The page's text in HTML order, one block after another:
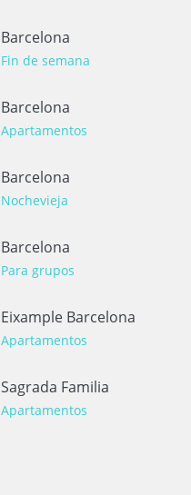
Barcelona
Fin de semana
Barcelona
Apartamentos
Barcelona
Nochevieja
Barcelona
Para grupos
Eixample Barcelona
Apartamentos
Sagrada Familia
Apartamentos